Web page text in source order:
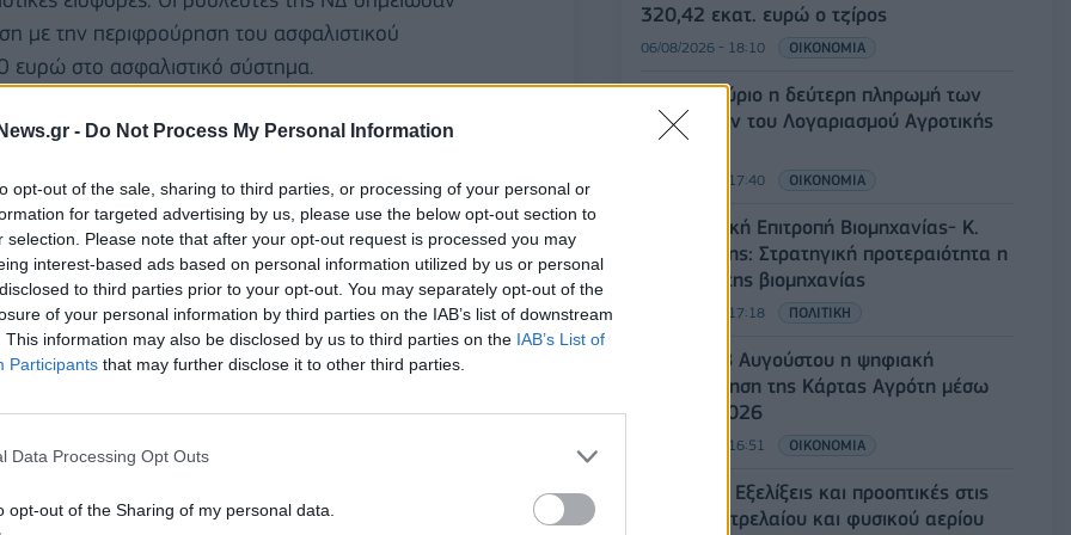
- Do Not Process My Personal Information
opt-out of the sale, sharing to third parties, or processing of your personal or
for targeted advertising by us, please use the below opt-out section to
selection. Please note that after your opt-out request is processed you may
interest-based ads based on personal information utilized by us or personal
to third parties prior to your opt-out. You may separately opt-out of the
of your personal information by third parties on the IAB’s list of downstream
This information may also be disclosed by us to third parties on the IAB’s List of
Participants that may further disclose it to other third parties.
Data Processing Opt Outs
opt-out of the Sharing of my personal data.
με την περιφρούρηση του ασφαλιστικού
στο ασφαλιστικό σύστημα.
πρόσωπο, που υπέβαλε την παραίτησή
διακανονισμού οφειλής του από το 2017 (σ.σ.
320,42 εκατ. ευρώ ο τζίρος
06/08/2026 - 18:10 ΟΙΚΟΝΟΜΙΑ
ΟΠΕΚΑ: Αύριο η δεύτερη πληρωμή των
δικαιούχων του Λογαριασμού Αγροτικής
Εστίας
06/08/2026 - 17:40 ΟΙΚΟΝΟΜΙΑ
Κυβερνητική Επιτροπή Βιομηχανίας- Κ.
Μητσοτάκης: Στρατηγική προτεραιότητα η
ενίσχυση της βιομηχανίας
06/08/2026 - 17:18 ΠΟΛΙΤΙΚΗ
Από τις 28 Αυγούστου η ψηφιακή
ενεργοποίηση της Κάρτας Αγρότη μέσω
της ΕΑΕ 2026
06/08/2026 - 16:51 ΟΙΚΟΝΟΜΙΑ
Eurobank: Εξελίξεις και προοπτικές στις
αγορές πετρελαίου και φυσικού αερίου